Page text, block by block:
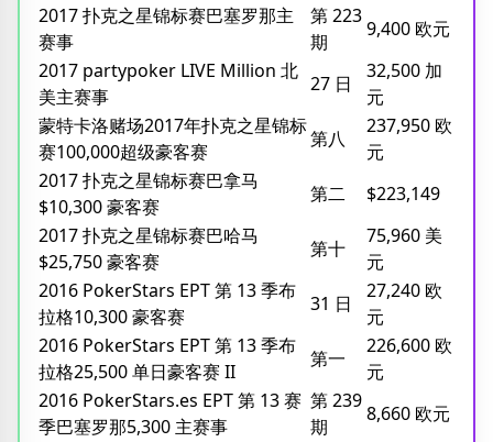
2017 扑克之星锦标赛巴塞罗那主
赛事
第 223
期
9,400 欧元
2017 partypoker LIVE Million 北
美主赛事
27 日
32,500 加
元
蒙特卡洛赌场2017年扑克之星锦标
赛100,000超级豪客赛
第八
237,950 欧
元
2017 扑克之星锦标赛巴拿马
$10,300 豪客赛
第二
$223,149
2017 扑克之星锦标赛巴哈马
$25,750 豪客赛
第十
75,960 美
元
2016 PokerStars EPT 第 13 季布
拉格10,300 豪客赛
31 日
27,240 欧
元
2016 PokerStars EPT 第 13 季布
拉格25,500 单日豪客赛 II
第一
226,600 欧
元
2016 PokerStars.es EPT 第 13 赛
季巴塞罗那5,300 主赛事
第 239
期
8,660 欧元